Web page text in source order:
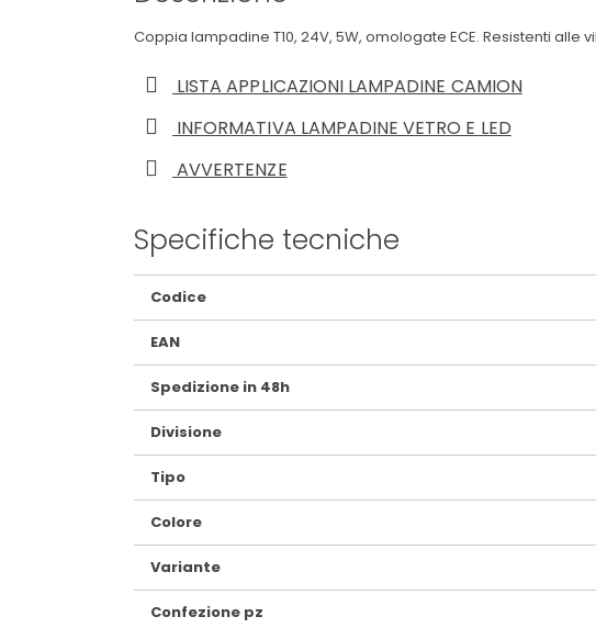
Coppia lampadine T10, 24V, 5W, omologate ECE. Resistenti alle
LISTA APPLICAZIONI LAMPADINE CAMION
INFORMATIVA LAMPADINE VETRO E LED
AVVERTENZE
Specifiche tecniche
Maggiori
Informazioni
Codice
EAN
Spedizione in 48h
Divisione
Tipo
Colore
Variante
Confezione pz